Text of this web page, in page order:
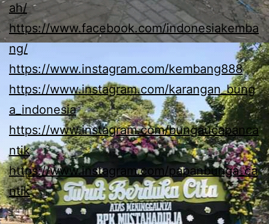
ah/
https://www.facebook.com/indonesiakemba
ng/
https://www.instagram.com/kembang888
https://www.instagram.com/karangan_bung
a_indonesia
https://www.instagram.com/bungaucapanca
ntik
https://www.instagram.com/papanbunga_ca
ntik